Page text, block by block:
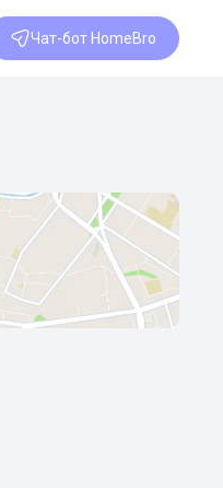
Чат-бот HomeBro